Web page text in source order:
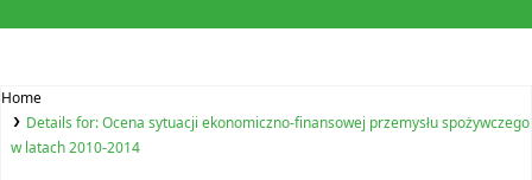
Home
Details for:Ocena sytuacji ekonomiczno-finansowej przemysłu spożywczego
w latach 2010-2014